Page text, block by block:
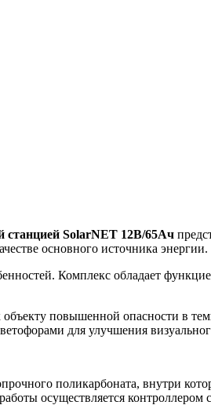
станцией SolarNET 12В/65Ач
основного источника энергии.
Комплекс обладает
повышенной опасности в
для улучшения
поликарбоната, внутри
осуществляется контроллером